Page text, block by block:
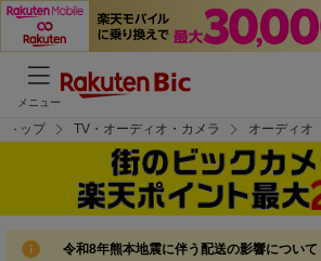
メニュー
トップ TV・オーディオ・カメラ オーディオ
令和8年熊本地震に伴う配送の影響について